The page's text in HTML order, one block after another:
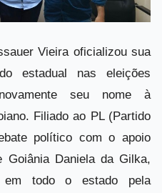
Vieira oficializou sua
estadual nas eleições
seu nome à
Filiado ao PL (Partido
político com o apoio
Goiânia Daniela da Gilka,
em todo o estado pela